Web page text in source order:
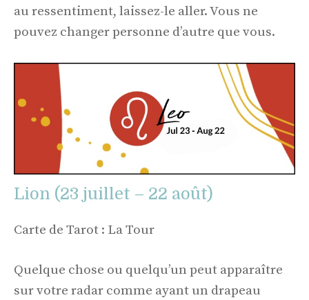
au ressentiment, laissez-le aller. Vous ne
pouvez changer personne d’autre que vous.
Lion (23 juillet – 22 août)
Carte de Tarot : La Tour
Quelque chose ou quelqu’un peut apparaître
sur votre radar comme ayant un drapeau